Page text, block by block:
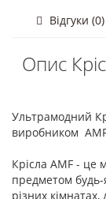
Відгуки (0)
Опис
Ультрамодний
виробником
Крісла AMF - це
предметом будь-
різних кімнатах,